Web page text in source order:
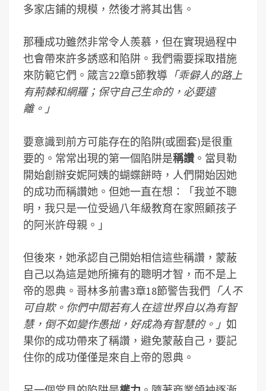
多家店鋪的規模，然後才將其出售。
那種成功雖然非常令人羨慕，但在實現過程中
也會帶來許多誘惑和陷阱。我們需要採取措施
來防範它們。箴言22章5節教導 「乖僻人的路上
有荊棘和網羅；保守自己生命的，必要遠
離。」
要意識到前方可能存在的陷阱(或圈套)是很重
要的。常常出現的第一個陷阱是稱讚 。當貝勒
開始創辦安妮阿姨的蝴蝶餅時，人們開始因她
的成功而稱讚她。但她一直在想：「我並不聰
明，我只是一位受過八年級教育在家照顧孩子
的阿米許母親。」
但後來，她承認自己開始相信這些稱讚，蒙蔽
自己以為這是她所擁有的聰明才智，而不是上
帝的恩典。哥林多前書3章18節警告我們 「人不
可自欺。你們中間若有人在這世界自以為有智
慧，倒不如變作愚拙，好成為有智慧的。」 如
果你的成功帶來了稱讚，避免蒙蔽自己，要記
住你的成功僅僅是來自上帝的恩典。